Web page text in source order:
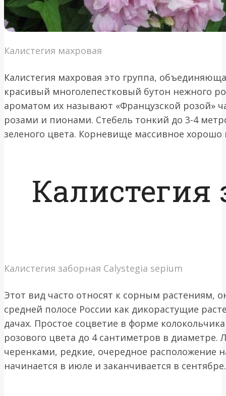
Калистегия махровая
Калистегия махровая это группа,
красивый многолепестковый бутон нежного
ароматом их называют «Французской розой»
розами и пионами. Стебель тонкий до 3-4
зеленого цвета. Корневище массивное хорошо
Калистегия
Калистегия заборная Calystegia sepium
Этот вид часто относят к сорным растениям,
средней полосе России как дикорастущие
дачах. Простое соцветие в форме
розового цвета до 4 сантиметров в
черенками, редкие, очередное расположение
начинается в июле и заканчивается в сентябре.